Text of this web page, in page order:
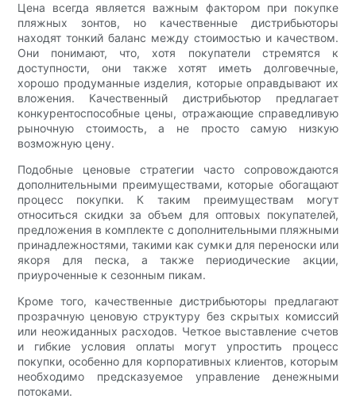
Цена всегда является важным фактором при покупке
пляжных зонтов, но качественные дистрибьюторы
находят тонкий баланс между стоимостью и качеством.
Они понимают, что, хотя покупатели стремятся к
доступности, они также хотят иметь долговечные,
хорошо продуманные изделия, которые оправдывают их
вложения. Качественный дистрибьютор предлагает
конкурентоспособные цены, отражающие справедливую
рыночную стоимость, а не просто самую низкую
возможную цену.
Подобные ценовые стратегии часто сопровождаются
дополнительными преимуществами, которые обогащают
процесс покупки. К таким преимуществам могут
относиться скидки за объем для оптовых покупателей,
предложения в комплекте с дополнительными пляжными
принадлежностями, такими как сумки для переноски или
якоря для песка, а также периодические акции,
приуроченные к сезонным пикам.
Кроме того, качественные дистрибьюторы предлагают
прозрачную ценовую структуру без скрытых комиссий
или неожиданных расходов. Четкое выставление счетов
и гибкие условия оплаты могут упростить процесс
покупки, особенно для корпоративных клиентов, которым
необходимо предсказуемое управление денежными
потоками.